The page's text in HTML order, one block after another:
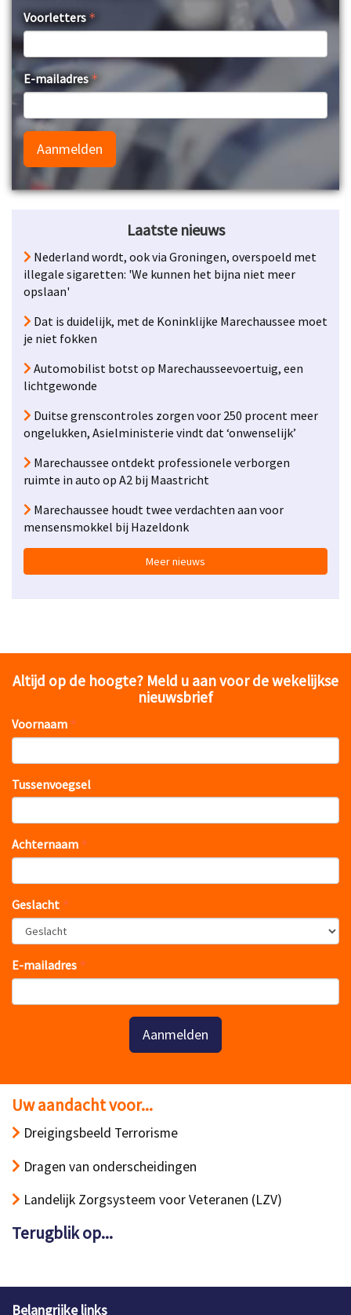
Voorletters
E-mailadres
Aanmelden
Laatste nieuws
Nederland wordt, ook via Groningen, overspoeld met
illegale sigaretten: 'We kunnen het bijna niet meer
opslaan'
Dat is duidelijk, met de Koninklijke Marechaussee moet
je niet fokken
Automobilist botst op Marechausseevoertuig, een
lichtgewonde
Duitse grenscontroles zorgen voor 250 procent meer
ongelukken, Asielministerie vindt dat ‘onwenselijk’
Marechaussee ontdekt professionele verborgen
ruimte in auto op A2 bij Maastricht
Marechaussee houdt twee verdachten aan voor
mensensmokkel bij Hazeldonk
Meer nieuws
Altijd op de hoogte? Meld u aan voor de wekelijkse
nieuwsbrief
Voornaam
Tussenvoegsel
Achternaam
Geslacht
E-mailadres
Aanmelden
Uw aandacht voor...
Dreigingsbeeld Terrorisme
Dragen van onderscheidingen
Landelijk Zorgsysteem voor Veteranen (LZV)
Terugblik op...
Belangrijke links